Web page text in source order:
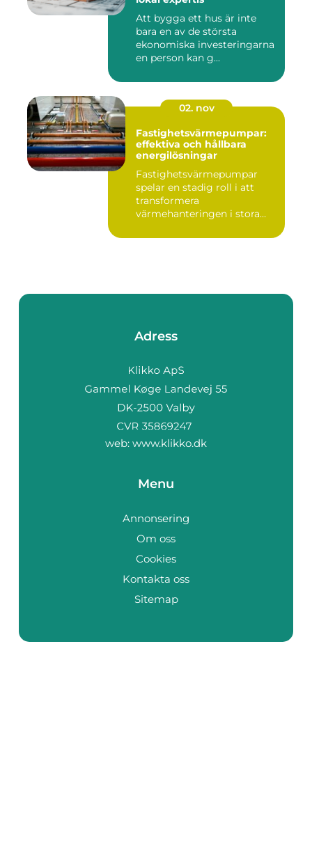
Att bygga ett hus är inte
bara en av de största
ekonomiska investeringarna
en person kan g...
02. nov
Fastighetsvärmepumpar:
effektiva och hållbara
energilösningar
Fastighetsvärmepumpar
spelar en stadig roll i att
transformera
värmehanteringen i stora
Adress
web: www.klikko.dk
Menu
Annonsering
Om oss
Cookies
Kontakta oss
Sitemap